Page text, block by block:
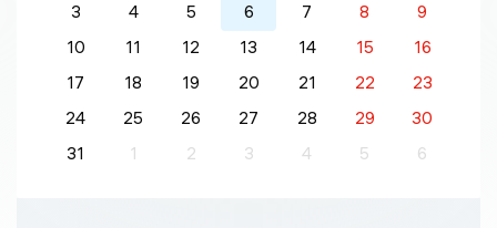
3
4 5 6 7 8
9
10
11 12 13 14 15
16
17
18 19 20 21 22
23
24
25 26 27 28 29
30
31
1 2 3 4 5 6